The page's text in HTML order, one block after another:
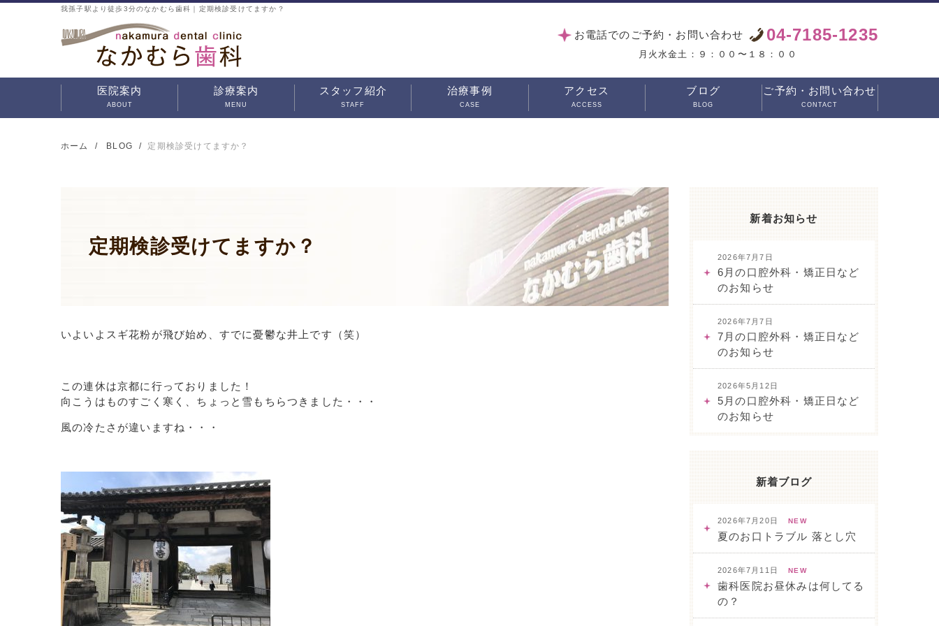
我孫子駅より徒歩3分のなかむら歯科｜定期検診受けてますか？
お電話でのご予約・お問い合わせ 04-7185-1235
月火水金土：９：００〜１８：００
医院案内
ABOUT
診療案内
MENU
分矯正
スタッフ紹介
STAFF
治療事例
CASE
アクセス
ACCESS
ブログ
BLOG
ご予約・お問い合わせ
CONTACT
ホーム BLOG 定期検診受けてますか？
定期検診受けてますか？
いよいよスギ花粉が飛び始め、すでに憂鬱な井上です（笑）
この連休は京都に行っておりました！
向こうはものすごく寒く、ちょっと雪もちらつきました・・・
風の冷たさが違いますね・・・
新着お知らせ
2026年7月7日
6月の口腔外科・矯正日など
のお知らせ
2026年7月7日
7月の口腔外科・矯正日など
のお知らせ
2026年5月12日
5月の口腔外科・矯正日など
のお知らせ
新着ブログ
2026年7月20日 NEW
夏のお口トラブル 落とし穴
2026年7月11日 NEW
歯科医院お昼休みは何してる
の？